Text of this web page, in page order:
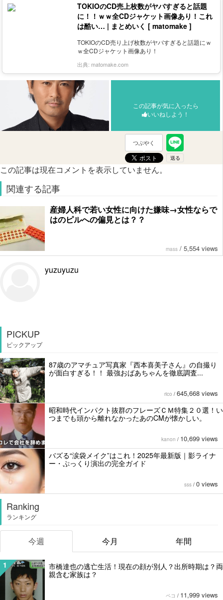
TOKIOのCD売上枚数がヤバすぎると話題
に！！ｗｗ全CDジャケット画像あり！これ
は酷い… | まとめいく [ matomake ]
TOKIOのCD売り上げ枚数がヤバすぎると話題にｗ
ｗ全CDジャケット画像あり！
出典: matomake.com
この記事が気に入ったら
いいねしよう！
つぶやく
この記事は現在コメントを表示していません。
関連する記事
産婦人科で若い女性に向けた嫌味→女性ならで
はのピルへの偏見とは？？
mass / 5,554 views
yuzuyuzu
PICKUP
ピックアップ
87歳のアマチュア写真家『西本喜美子さん』の自撮り
が面白すぎる！！ 最強おばあちゃんを徹底調査...
rico / 645,668 views
昭和時代インパクト抜群のフレーズＣＭ特集２０選！い
つまでも頭から離れなかったあのCMが懐かしい。
kanon / 10,699 views
バズる“涙袋メイク”はこれ！2025年最新版｜影ライナ
ー・ぷっくり演出の完全ガイド
sss / 0 views
Ranking
ランキング
今週 今月 年間
1
市橋達也の逃亡生活！現在の顔が別人？出所時期は？両
親含む家族は？
ペコ / 11,999 views